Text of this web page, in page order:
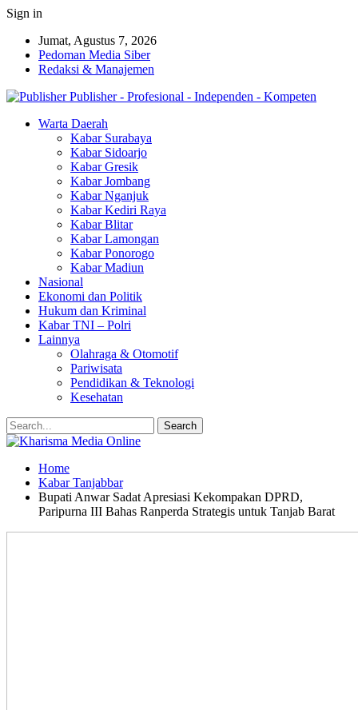
Sign in
Jumat, Agustus 7, 2026
Pedoman Media Siber
Redaksi & Manajemen
Publisher - Profesional - Independen - Kompeten
Warta Daerah
Kabar Surabaya
Kabar Sidoarjo
Kabar Gresik
Kabar Jombang
Kabar Nganjuk
Kabar Kediri Raya
Kabar Blitar
Kabar Lamongan
Kabar Ponorogo
Kabar Madiun
Nasional
Ekonomi dan Politik
Hukum dan Kriminal
Kabar TNI – Polri
Lainnya
Olahraga & Otomotif
Pariwisata
Pendidikan & Teknologi
Kesehatan
Home
Kabar Tanjabbar
Bupati Anwar Sadat Apresiasi Kekompakan DPRD,
Paripurna III Bahas Ranperda Strategis untuk Tanjab Barat